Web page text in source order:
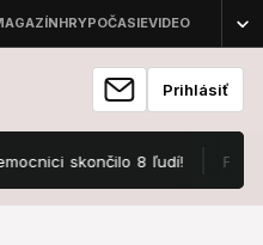
Prihlásiť
skončilo 8 ľudí! FOTO